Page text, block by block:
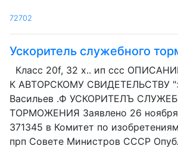
72702
Ускоритель служебного
Класс 20f, 32 x.. ип ссс
К АВТОРСКОМУ СВИДЕТЕЛЬСТВУ
Васильев .Ф УСКОРИТЕЛЪ
ТОРМОЖЕНИЯ Заявлено 26
371345 в Комитет по
прп Совете Министров СССР